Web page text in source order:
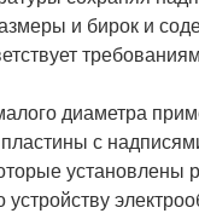
и бирок и
диаметра
с
установлены